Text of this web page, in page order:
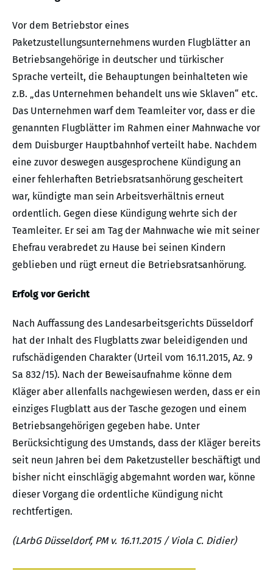
Vor dem Betriebstor eines
Paketzustellungsunternehmens wurden Flugblätter an
Betriebsangehörige in deutscher und türkischer
Sprache verteilt, die Behauptungen beinhalteten wie
z.B. „das Unternehmen behandelt uns wie Sklaven“ etc.
Das Unternehmen warf dem Teamleiter vor, dass er die
genannten Flugblätter im Rahmen einer Mahnwache vor
dem Duisburger Hauptbahnhof verteilt habe. Nachdem
eine zuvor deswegen ausgesprochene Kündigung an
einer fehlerhaften Betriebsratsanhörung gescheitert
war, kündigte man sein Arbeitsverhältnis erneut
ordentlich. Gegen diese Kündigung wehrte sich der
Teamleiter. Er sei am Tag der Mahnwache wie mit seiner
Ehefrau verabredet zu Hause bei seinen Kindern
geblieben und rügt erneut die Betriebsratsanhörung.
Erfolg vor Gericht
Nach Auffassung des Landesarbeitsgerichts Düsseldorf
hat der Inhalt des Flugblatts zwar beleidigenden und
rufschädigenden Charakter (Urteil vom 16.11.2015, Az. 9
Sa 832/15). Nach der Beweisaufnahme könne dem
Kläger aber allenfalls nachgewiesen werden, dass er ein
einziges Flugblatt aus der Tasche gezogen und einem
Betriebsangehörigen gegeben habe. Unter
Berücksichtigung des Umstands, dass der Kläger bereits
seit neun Jahren bei dem Paketzusteller beschäftigt und
bisher nicht einschlägig abgemahnt worden war, könne
dieser Vorgang die ordentliche Kündigung nicht
rechtfertigen.
(LArbG Düsseldorf, PM v. 16.11.2015 / Viola C. Didier)